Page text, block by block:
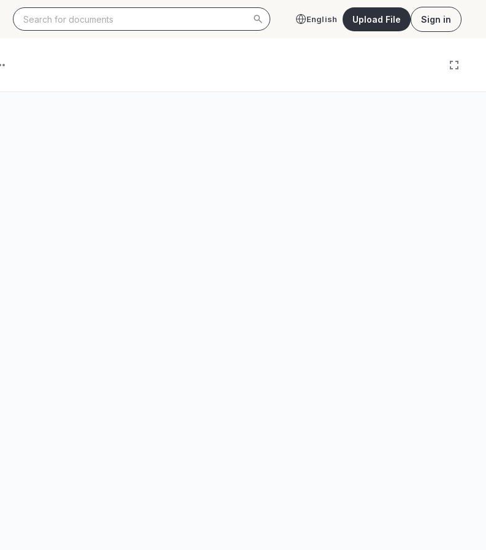
English Upload File Sign in